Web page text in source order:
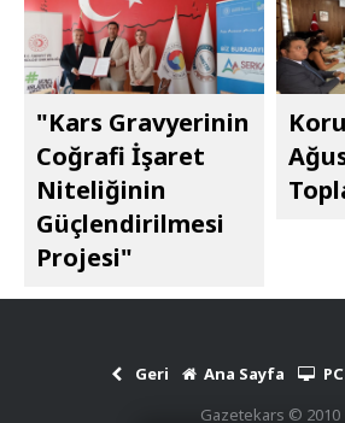
"Kars Gravyerinin
Coğrafi İşaret
Niteliğinin
Güçlendirilmesi
Projesi"
Geri Ana Sayfa
Gazetekars © 2010